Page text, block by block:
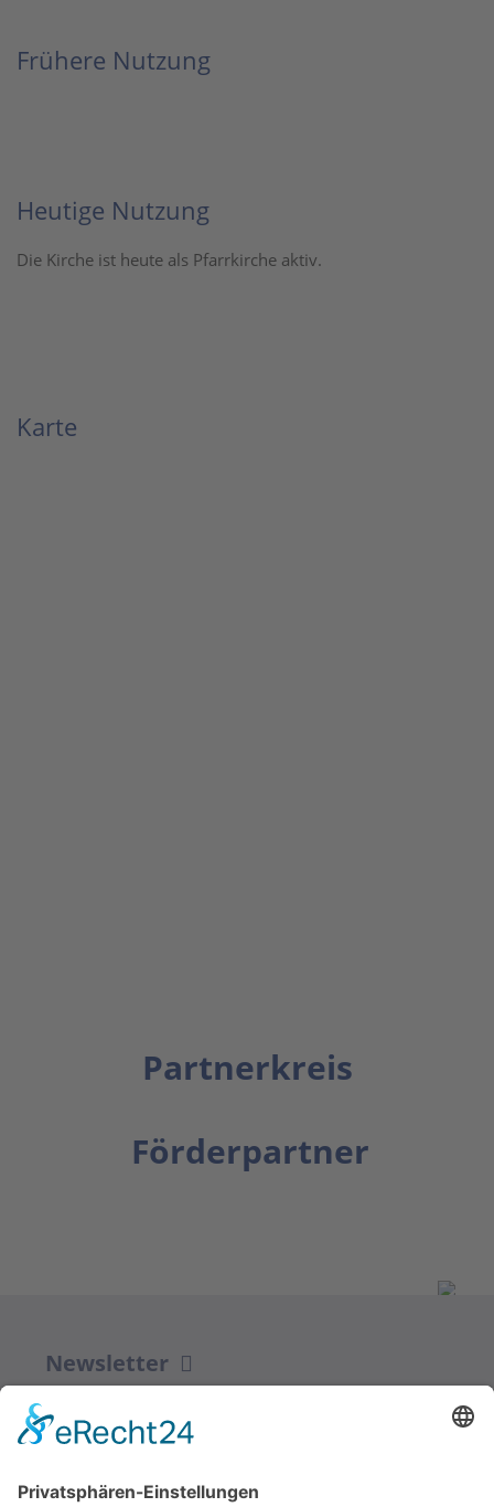
Frühere Nutzung
Heutige Nutzung
Die Kirche ist heute als Pfarrkirche aktiv.
Karte
Partnerkreis
Förderpartner
Newsletter
ZUR ANMELDUNG